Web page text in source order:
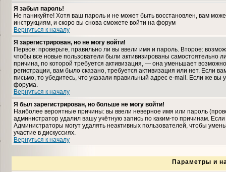
Я забыл пароль!
Не паникуйте! Хотя ваш пароль и не может быть восстановлен, вам
инструкциям, и скоро вы снова сможете войти на форум
Вернуться к началу
Я зарегистрирован, но не могу войти!
Первое: проверьте, правильно ли вы ввели имя и пароль. Второе:
чтобы все новые пользователи были активизированы самостоятельно
причина, по которой требуется активизация, — она уменьшает
регистрации, вам было сказано, требуется активизация или нет. Если
письмо, то убедитесь, что указали правильный адрес e-mail. Если же
форума.
Вернуться к началу
Я был зарегистрирован, но больше не могу войти!
Наиболее вероятные причины: вы ввели неверное имя или пароль
администратор удалил вашу учётную запись по каким-то причинам.
Администраторы могут удалять неактивных пользователей, чтобы
участие в дискуссиях.
Вернуться к началу
Параметры и